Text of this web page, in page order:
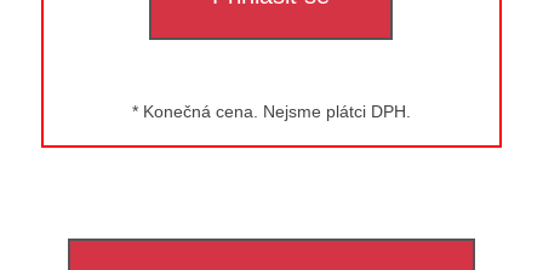
* Konečná cena. Nejsme plátci DPH.